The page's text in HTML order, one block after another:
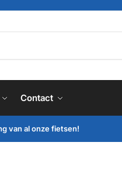
Contact
van al onze fietsen!